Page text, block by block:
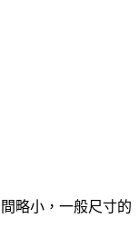
略小，一般尺寸的